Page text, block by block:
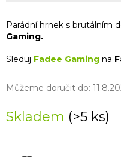
Skladem (>5 ks)
Můžeme doručit do:
Parádní hrnek s brutálním
Gaming.
Sleduj Fadee Gaming na